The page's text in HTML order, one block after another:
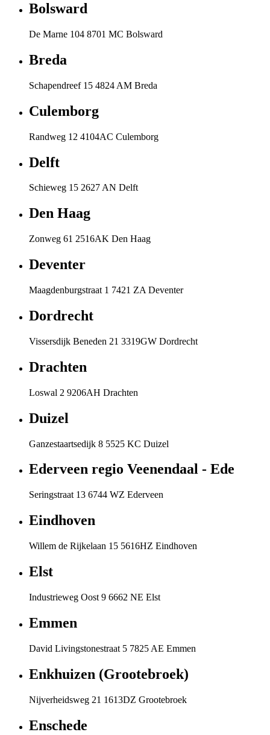
Bolsward
De Marne 104 8701 MC Bolsward
Breda
Schapendreef 15 4824 AM Breda
Culemborg
Randweg 12 4104AC Culemborg
Delft
Schieweg 15 2627 AN Delft
Den Haag
Zonweg 61 2516AK Den Haag
Deventer
Maagdenburgstraat 1 7421 ZA Deventer
Dordrecht
Vissersdijk Beneden 21 3319GW Dordrecht
Drachten
Loswal 2 9206AH Drachten
Duizel
Ganzestaartsedijk 8 5525 KC Duizel
Ederveen regio Veenendaal - Ede
Seringstraat 13 6744 WZ Ederveen
Eindhoven
Willem de Rijkelaan 15 5616HZ Eindhoven
Elst
Industrieweg Oost 9 6662 NE Elst
Emmen
David Livingstonestraat 5 7825 AE Emmen
Enkhuizen (Grootebroek)
Nijverheidsweg 21 1613DZ Grootebroek
Enschede